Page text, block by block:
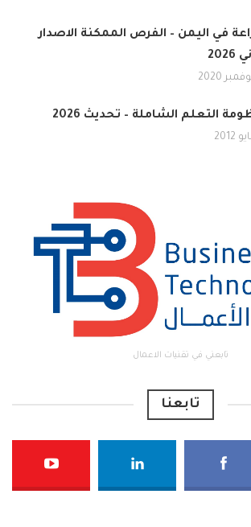
في اليمن – الفرص الممكنة الاصدار
التعلم الشاملة – تحديث 2026
تابعني في تقنيات الاعمال
تابعنا